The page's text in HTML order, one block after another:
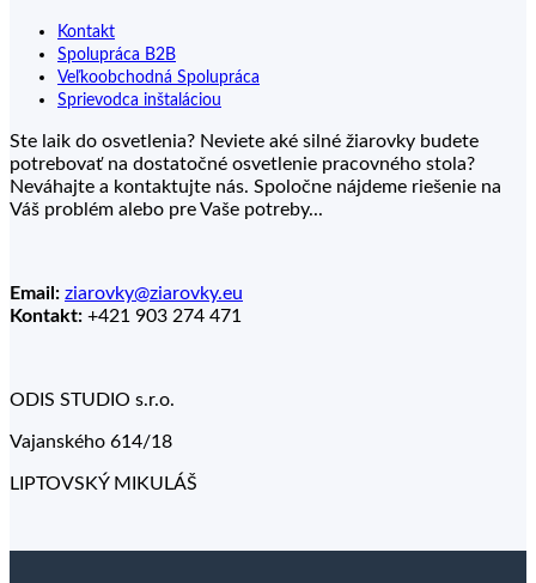
Kontakt
Spolupráca B2B
Veľkoobchodná Spolupráca
Sprievodca inštaláciou
Ste laik do osvetlenia? Neviete aké silné žiarovky budete
potrebovať na dostatočné osvetlenie pracovného stola?
Neváhajte a kontaktujte nás. Spoločne nájdeme riešenie na
Váš problém alebo pre Vaše potreby...
Email: ziarovky@ziarovky.eu
Kontakt: +421 903 274 471
ODIS STUDIO s.r.o.
Vajanského 614/18
LIPTOVSKÝ MIKULÁŠ